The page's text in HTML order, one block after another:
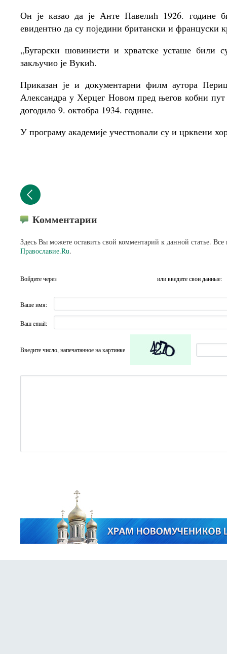
Он је казао да је Анте Павелић 1926. године
евидентно да су поједини британски и француски
„Бугарски шовинисти и хрватске усташе били
закључио је Вукић.
Приказан је и документарни филм аутора
Александра у Херцег Новом пред његов кобни
догодило 9. октобра 1934. године.
У програму академије учествовали су и црквени
Комментарии
Здесь Вы можете оставить свой комментарий к данной статье.
Православие.Ru.
Войдите через или введите свои данные:
Ваше имя:
Ваш email:
Введите число, напечатанное на картинке